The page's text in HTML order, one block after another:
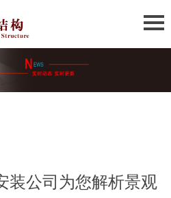
装公司为您解析景观